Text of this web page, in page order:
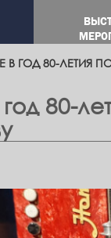
В ГОД 80-ЛЕТИЯ
80-